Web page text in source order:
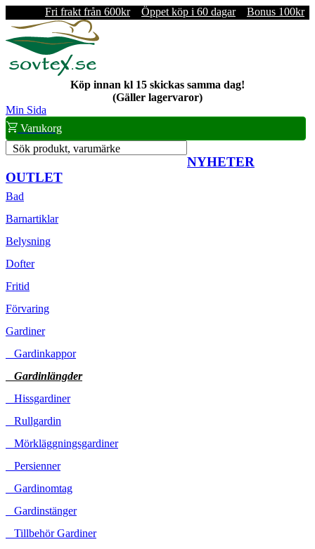
Fri frakt från 600kr Öppet köp i 60 dagar Bonus 100kr
Köp innan kl 15 skickas samma dag!
(Gäller lagervaror)
Min Sida
Varukorg
Sök produkt, varumärke
NYHETER
OUTLET
Bad
Barnartiklar
Belysning
Dofter
Fritid
Förvaring
Gardiner
Gardinkappor
Gardinlängder
Hissgardiner
Rullgardin
Mörkläggningsgardiner
Persienner
Gardinomtag
Gardinstänger
Tillbehör Gardiner